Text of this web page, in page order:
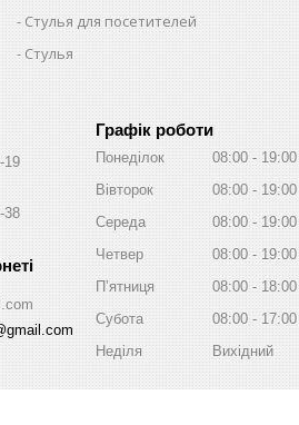
Стулья для посетителей
Стулья
19
38
Графік роботи
Понеділок 08:00
19:00
Вівторок
08:00
19:00
Середа
08:00
19:00
Четвер
08:00
19:00
Пʼятниця
08:00
18:00
Субота
08:00
17:00
Неділя
Вихідний